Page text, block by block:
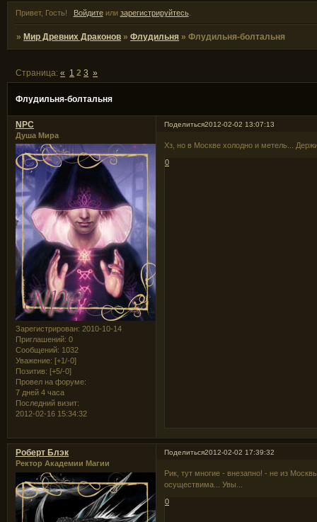
Привет, Гость! Войдитеили зарегистрируйтесь.
»Мир Древних Драконов »Флудильня »Флудильня-болтальня
Флудильня-болтальня
Страница:« 1 2 3 »
Поделиться2012-02-02 13:07:13
NPC
Душа Мира
Зарегистрирован: 2010-10-14
Приглашений: 0
Сообщений: 1032
Уважение: [+1/-0]
Позитив: [+5/-0]
Провел на форуме:
7 дней 4 часа
Последний визит:
2012-02-16 15:34:32
Хз, но в Москве холодно и метель...
0
Поделиться2012-02-02 17:39:32
Роберт Блэк
Ректор Академии Магии
Рик, тут многие - внезапно! - не из
осуществима... Увы...
0